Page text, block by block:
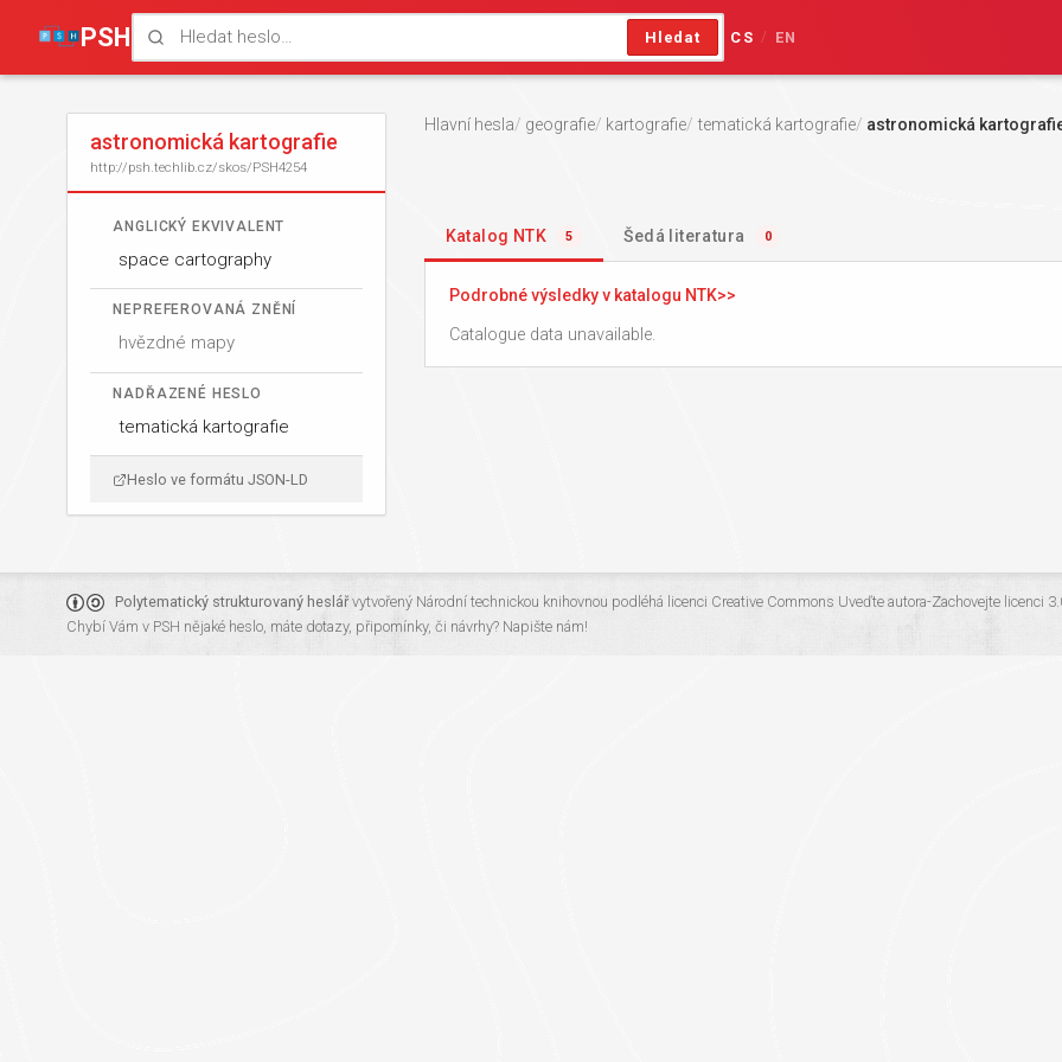
PSH Hledat CS / EN
astronomická kartografie
http://psh.techlib.cz/skos/PSH4254
ANGLICKÝ EKVIVALENT
space cartography
NEPREFEROVANÁ ZNĚNÍ
hvězdné mapy
NADŘAZENÉ HESLO
tematická kartografie
Heslo ve formátu JSON-LD
Hlavní hesla geografie kartografie tematická kartografie astronomická
Katalog NTK 5 Šedá literatura 0
Podrobné výsledky v katalogu NTK
Catalogue data unavailable.
Polytematický strukturovaný heslářvytvořený Národní technickou knihovnou podléhá licenci Creative Commons Uveďte autora-Zachovejte licenci
Chybí Vám v PSH nějaké heslo, máte dotazy, připomínky, či návrhy? Napište nám!